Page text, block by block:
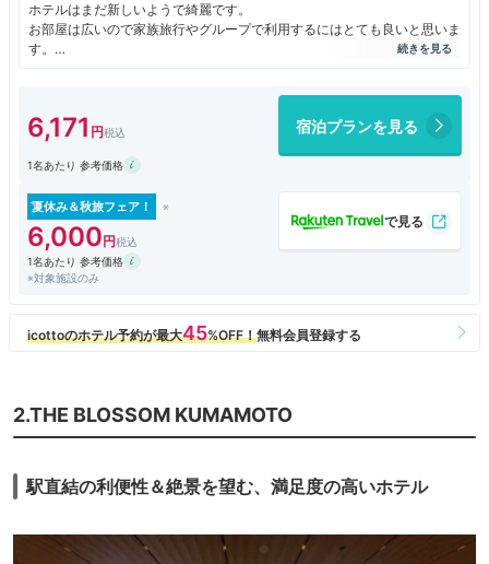
ホテルはまだ新しいようで綺麗です。
お部屋は広いので家族旅行やグループで利用するにはとても良いと思いま
す。
気になったのは室内の照明の暗さ。もう少し明るさが欲しいです。
しまいました。
ホテルの回りはマンションなどが多く、飲食店などはほとんどありませ
ん。
6,171 宿泊プランを見る
1名あたり 参考価格
夏休み＆秋旅フェア！
6,000
1名あたり 参考価格
※対象施設のみ
2.THE BLOSSOM KUMAMOTO
駅直結の利便性＆絶景を望む、満足度の高いホテル